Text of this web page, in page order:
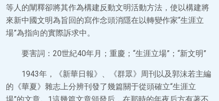
等人的闡釋卻將其作為構建反動文明活動方法，使以構建將
來新中國文明為旨回的寫作念頭消隱在以轉變作家“生涯立
場”為指向的實際訴求中。
要害詞：20世紀40年月；重慶；“生涯立場”；“新文明”
1943年，《新華日報》、《群眾》周刊以及郭沫若主編
的《華夏》雜志上分辨刊發了幾篇關于從頭確立“生涯立